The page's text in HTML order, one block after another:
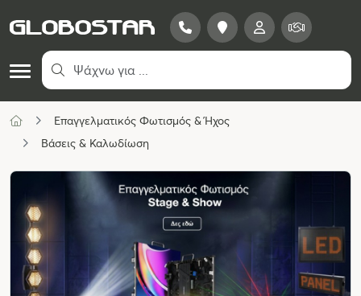
Επαγγελματικός Φωτισμός & Ήχος
Βάσεις & Καλωδίωση